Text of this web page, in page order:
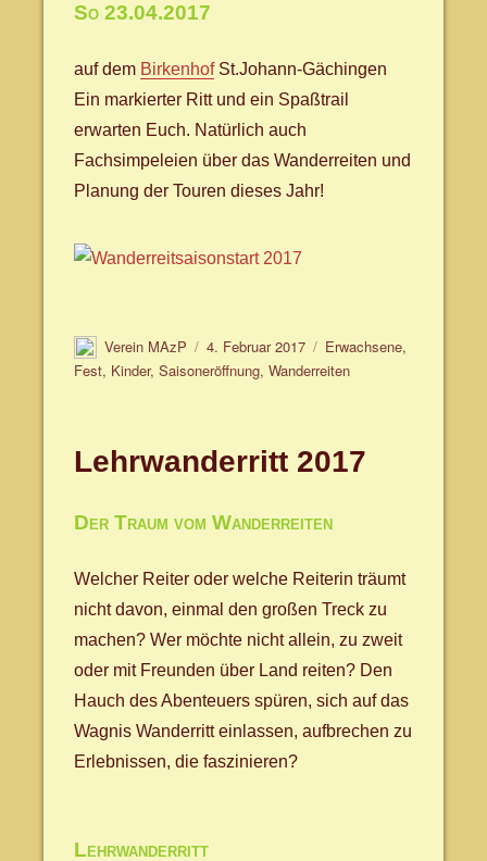
So 23.04.2017
auf dem BirkenhofSt.Johann-Gächingen
Ein markierter Ritt und ein Spaßtrail
erwarten Euch. Natürlich auch
Fachsimpeleien über das Wanderreiten und
Planung der Touren dieses Jahr!
Autor
Verein MAzP
Veröffentlicht
am
4. Februar 2017 Schlagwörter
Erwachsene,
Fest, Kinder,Saisoneröffnung,Wanderreiten
Lehrwanderritt 2017
Der Traum vom Wanderreiten
Welcher Reiter oder welche Reiterin träumt
nicht davon, einmal den großen Treck zu
machen? Wer möchte nicht allein, zu zweit
oder mit Freunden über Land reiten? Den
Hauch des Abenteuers spüren, sich auf das
Wagnis Wanderritt einlassen, aufbrechen zu
Erlebnissen, die faszinieren?
Lehrwanderritt